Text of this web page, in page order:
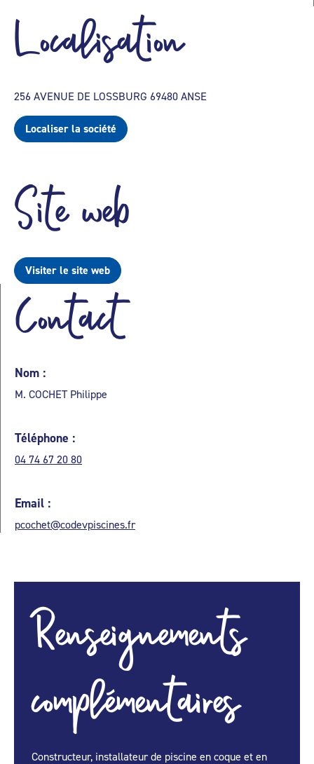
Localisation
256 AVENUE DE LOSSBURG 69480 ANSE
Localiser la société
Site web
Visiter le site web
Contact
Nom :
M. COCHET Philippe
Téléphone :
04 74 67 20 80
Email :
pcochet@codevpiscines.fr
Renseignements
complémentaires
Constructeur, installateur de piscine en coque et en